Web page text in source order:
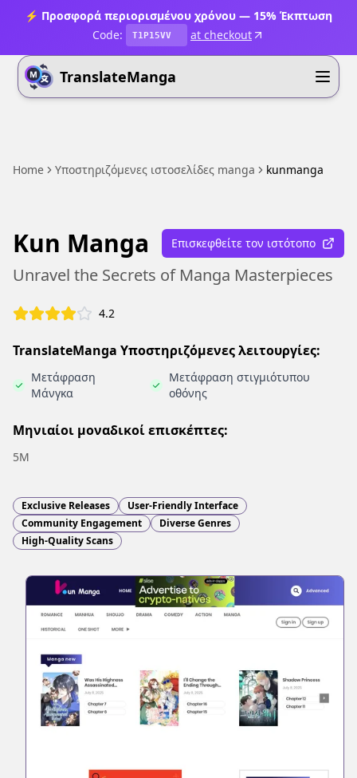
⚡ Προσφορά περιορισμένου χρόνου — 15% Έκπτωση
Code:
T1P15VV at checkout
TranslateManga
Home Υποστηριζόμενες ιστοσελίδες manga kunmanga
Kun Manga Επισκεφθείτε τον ιστότοπο
Unravel the Secrets of Manga Masterpieces
4.2
TranslateManga Υποστηριζόμενες λειτουργίες:
Μετάφραση
Μάνγκα
Μετάφραση στιγμιότυπου
οθόνης
Μηνιαίοι μοναδικοί επισκέπτες:
5M
Exclusive Releases
User-Friendly Interface
Community Engagement
Diverse Genres
High-Quality Scans